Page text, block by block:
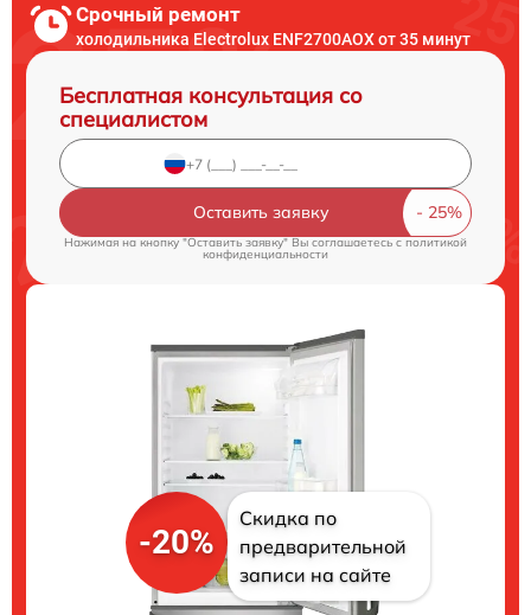
Срочный ремонт
холодильника Electrolux ENF2700AOX от 35 минут
Бесплатная консультация со
специалистом
Оставить заявку
Нажимая на кнопку "Оставить заявку" Вы соглашаетесь c политикой
конфиденциальности
-20%
Скидка по
предварительной
записи на сайте